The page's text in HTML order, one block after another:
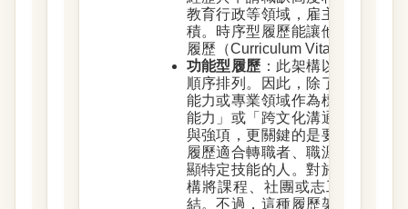
教育行政等領域，雇主往往重視
積。時序型履歷能讓他們一眼掌
履歷（Curriculum Vitae, CV）亦
功能型履歷 ：此架構以技能或專
順序排列。因此，除了教育背景
能力或專業領域作為標題，例如
能力」或「跨文化溝通」。這些
與強項，更關鍵的是要與申請職
履歷適合轉職者、職涯空窗期較
顯特定技能的人。對於缺乏工作
構將課程、社團或志工經歷歸
結。不過，這種履歷架構在職場